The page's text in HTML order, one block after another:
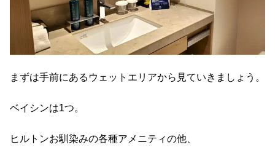
まずは手前にあるウェットエリアから見ていきましょう。
ベイシンは1つ。
ヒルトンお馴染みの各種アメニティの他、